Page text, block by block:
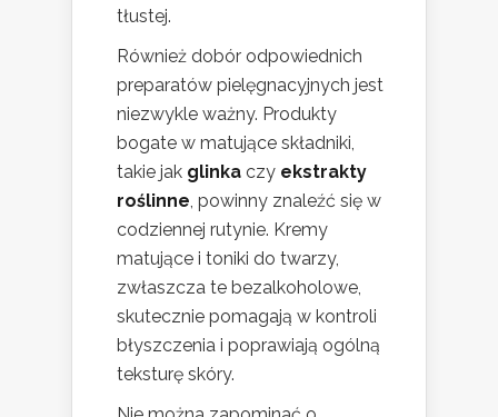
tłustej.
Również dobór odpowiednich
preparatów pielęgnacyjnych jest
niezwykle ważny. Produkty
bogate w matujące składniki,
takie jak glinka czy ekstrakty
roślinne, powinny znaleźć się w
codziennej rutynie. Kremy
matujące i toniki do twarzy,
zwłaszcza te bezalkoholowe,
skutecznie pomagają w kontroli
błyszczenia i poprawiają ogólną
teksturę skóry.